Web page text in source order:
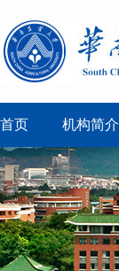
首页 机构简介